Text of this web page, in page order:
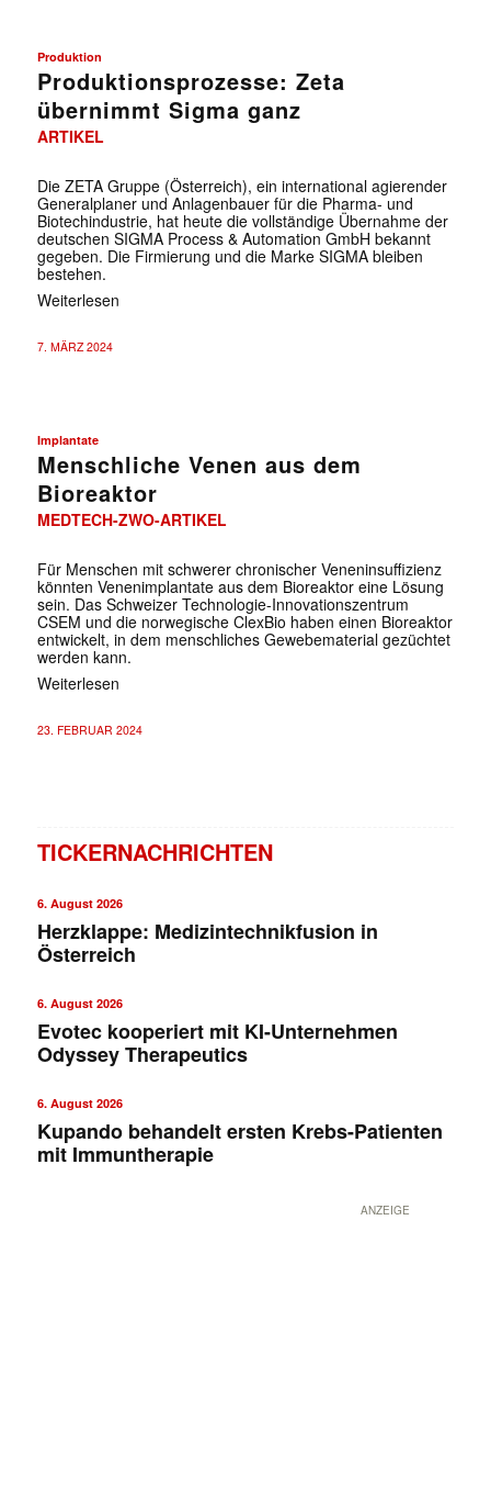
Produktion
Produktionsprozesse: Zeta
übernimmt Sigma ganz
ARTIKEL
Die ZETA Gruppe (Österreich), ein international agierender
Generalplaner und Anlagenbauer für die Pharma- und
Biotechindustrie, hat heute die vollständige Übernahme der
deutschen SIGMA Process & Automation GmbH bekannt
gegeben. Die Firmierung und die Marke SIGMA bleiben
bestehen.
Weiterlesen
7. MÄRZ 2024
Implantate
Menschliche Venen aus dem
Bioreaktor
MEDTECH-ZWO-ARTIKEL
Für Menschen mit schwerer chronischer Veneninsuffizienz
könnten Venenimplantate aus dem Bioreaktor eine Lösung
sein. Das Schweizer Technologie-Innovationszentrum
CSEM und die norwegische ClexBio haben einen Bioreaktor
entwickelt, in dem menschliches Gewebematerial gezüchtet
werden kann.
Weiterlesen
23. FEBRUAR 2024
TICKERNACHRICHTEN
6. August 2026
Herzklappe: Medizintechnikfusion in
Österreich
6. August 2026
Evotec kooperiert mit KI-Unternehmen
Odyssey Therapeutics
6. August 2026
Kupando behandelt ersten Krebs-Patienten
mit Immuntherapie
ANZEIGE